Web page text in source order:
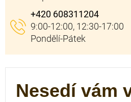
+420 608311204
Nesedí vám